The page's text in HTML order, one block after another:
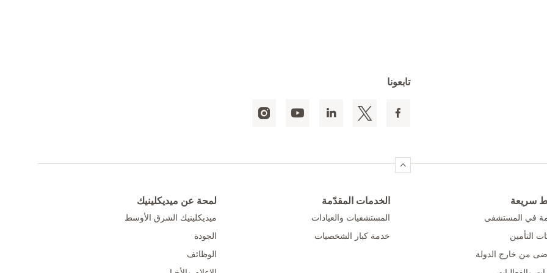
تابعونا
سريعة
في المستشفى
التأمين
من خارج الدولة
الخدمات المقدّمة
المستشفيات والعيادات
خدمة كبار الشخصيات
لمحة عن ميديكلينيك
ميديكلينيك الشرق الأوسط
الجودة
الوظائف